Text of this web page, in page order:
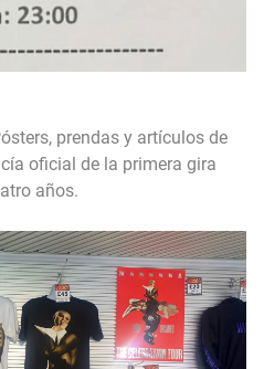
prendas y artículos de
oficial de la primera gira
años.